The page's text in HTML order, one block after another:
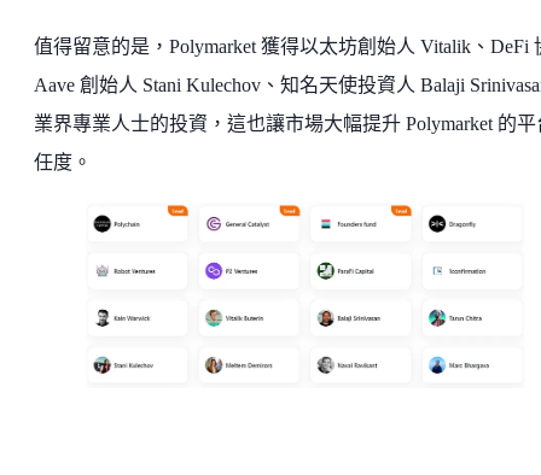
值得留意的是，Polymarket 獲得以太坊創始人 Vitalik、DeFi
Aave 創始人 Stani Kulechov、知名天使投資人 Balaji
業界專業人士的投資，這也讓市場大幅提升 Polymarket 的平
任度。